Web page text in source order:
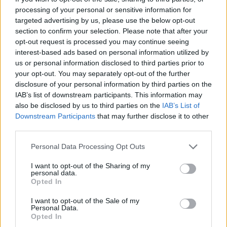
processing of your personal or sensitive information for
targeted advertising by us, please use the below opt-out
section to confirm your selection. Please note that after your
opt-out request is processed you may continue seeing
interest-based ads based on personal information utilized by
us or personal information disclosed to third parties prior to
your opt-out. You may separately opt-out of the further
disclosure of your personal information by third parties on the
IAB’s list of downstream participants. This information may
also be disclosed by us to third parties on the IAB’s List of
Downstream Participants that may further disclose it to other
Please note that this website/app uses one or more Google
not limited to your visit or usage behaviour. You may click to
grant or deny consent to Google and its third-party tags to
use your data for below specified purposes in below Google
consent section.
Personal Data Processing Opt Outs
I want to opt-out of the Sharing of my
personal data.
Opted In
I want to opt-out of the Sale of my
Personal Data.
Opted In
attenzione all’aspetto ambientale circostante,
verranno ora prese in considerazione per la stesura
del progetto definitivo. Tuttavia, alcune richieste,
come l’aumento dei posti, potrebbero non essere
accettate a causa dell’impatto logistico e finanziario
che comporterebbero.
POTREBBE INTERESSARTI
Infortunio Dybala, l’argentino sta
molto male, quasi certo il rientro
nel 2023, le ultimissime sulle sue
condizioni
4 anni fa
marzo a 265,5 milioni di euro
5 anni fa